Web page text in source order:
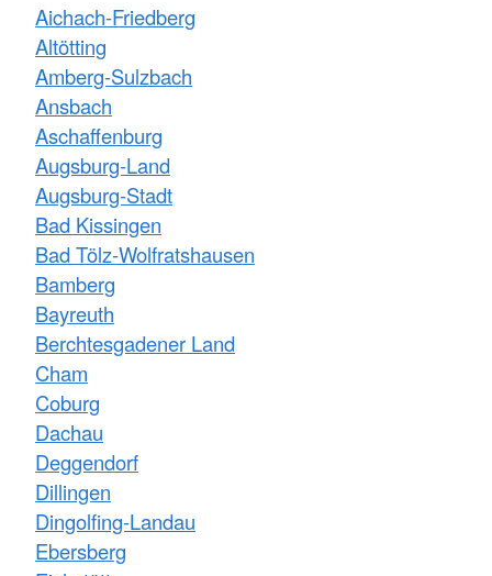
Aichach-Friedberg
Altötting
Amberg-Sulzbach
Ansbach
Aschaffenburg
Augsburg-Land
Augsburg-Stadt
Bad Kissingen
Bad Tölz-Wolfratshausen
Bamberg
Bayreuth
Berchtesgadener Land
Cham
Coburg
Dachau
Deggendorf
Dillingen
Dingolfing-Landau
Ebersberg